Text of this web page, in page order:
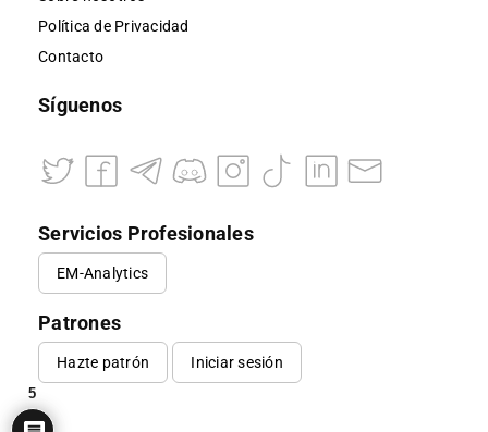
Política de Privacidad
Contacto
Síguenos
Servicios Profesionales
EM-Analytics
Patrones
Hazte patrón Iniciar sesión
5